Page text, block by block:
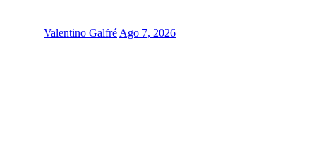
Valentino Galfré Ago 7, 2026